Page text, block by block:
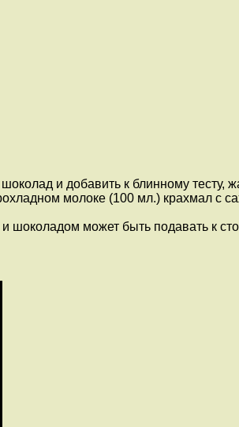
и добавить к блинному тесту,
молоке (100 мл.) крахмал с
шоколадом может быть подавать к